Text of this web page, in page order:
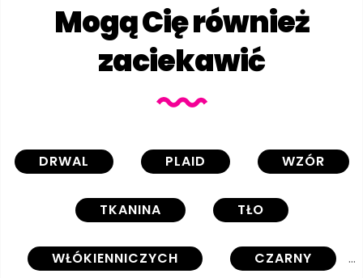
Mogą Cię również
zaciekawić
DRWAL PLAID WZÓR
TKANINA TŁO
WŁÓKIENNICZYCH CZARNY